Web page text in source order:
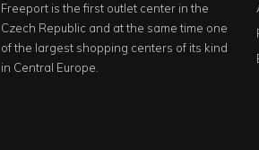
Freeport is the first outlet center in the
Czech Republic and at the same time one
of the largest shopping centers of its kind
in Central Europe.